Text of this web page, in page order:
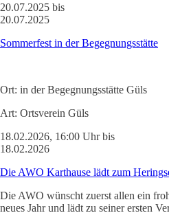
20.07.2025 bis
20.07.2025
Sommerfest in der Begegnungsstätte
Ort: in der Begegnungsstätte Güls
Art: Ortsverein Güls
18.02.2026, 16:00 Uhr bis
18.02.2026
Die AWO Karthause lädt zum
Die AWO wünscht zuerst allen ein
neues Jahr und lädt zu seiner ersten